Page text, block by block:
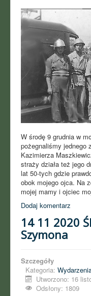
W środę 9 grudnia w
pożegnaliśmy jednego
Kazimierza
straży działa też jego
lat 50-tych gdzie
obok mojego ojca. Na
mojej mamy i ojciec
Dodaj komentarz
14 11 2020
Szymona
Szczegóły
Kategoria:
Utworzono: 16
Odsłony: 1809